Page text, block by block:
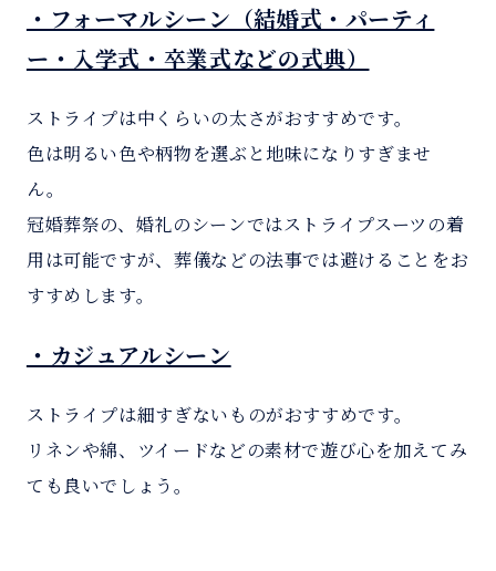
・フォーマルシーン（結婚式・パーティ
ー・入学式・卒業式などの式典）
ストライプは中くらいの太さがおすすめです。
色は明るい色や柄物を選ぶと地味になりすぎませ
ん。
冠婚葬祭の、婚礼のシーンではストライプスーツの着
用は可能ですが、葬儀などの法事では避けることをお
すすめします。
・カジュアルシーン
ストライプは細すぎないものがおすすめです。
リネンや綿、ツイードなどの素材で遊び心を加えてみ
ても良いでしょう。